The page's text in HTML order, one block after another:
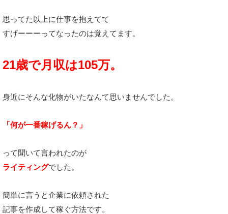
思ってた以上に仕事を抱えてて
すげーーーってなったのは覚えてます。
21歳で月収は105万。
身近にそんな化物がいたなんて思いませんでした。
「何が一番稼げるん？」
って聞いて言われたのが
ライティングでした。
簡単に言うと企業に依頼された
記事を作成して稼ぐ方法です。